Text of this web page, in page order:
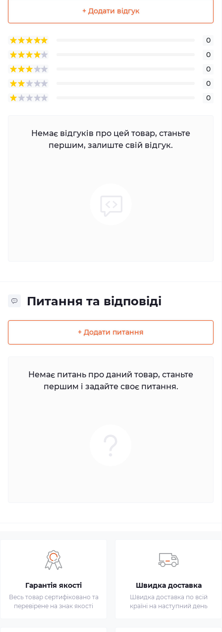
+ Додати відгук
0
0
0
0
0
Немає відгуків про цей товар, станьте
першим, залиште свій відгук.
Питання та відповіді
+ Додати питання
Немає питань про даний товар, станьте
першим і задайте своє питання.
Гарантія якості
Весь товар сертифіковано та
перевірене на знак якості
Швидка доставка
Швидка доставка по всій
країні на наступний день